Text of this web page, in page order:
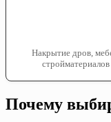
Накрытие дров,
Почему